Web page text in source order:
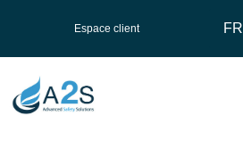
Espace client FR